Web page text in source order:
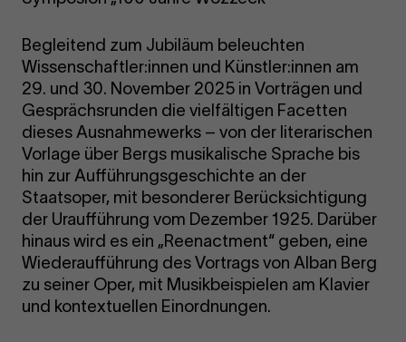
Begleitend zum Jubiläum beleuchten
Wissenschaftler:innen und Künstler:innen am
29. und 30. November 2025 in Vorträgen und
Gesprächsrunden die vielfältigen Facetten
dieses Ausnahmewerks – von der literarischen
Vorlage über Bergs musikalische Sprache bis
hin zur Aufführungsgeschichte an der
Staatsoper, mit besonderer Berücksichtigung
der Uraufführung vom Dezember 1925. Darüber
hinaus wird es ein „Reenactment“ geben, eine
Wiederaufführung des Vortrags von Alban Berg
zu seiner Oper, mit Musikbeispielen am Klavier
und kontextuellen Einordnungen.